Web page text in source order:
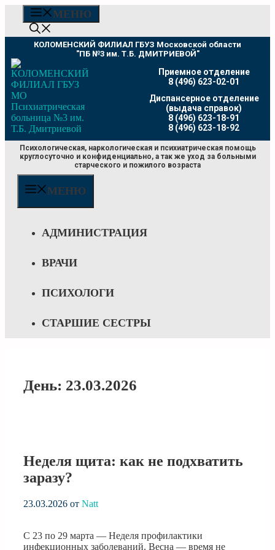
Перейти
содержимому
МЕНЮ
КОЛОМЕНСКИЙ ФИЛИАЛ ГБУЗ Московской области
"ПБ №3 им. Т.Б. ДМИТРИЕВОЙ"
Приемное отделение
8 (496) 623-02-01
Диспансерное отделение
(выдача справок)
8 (496) 623-18-91
8 (496) 623-18-92
Психологическая, наркологическая и психиатрическая помощь
круглосуточно и конфиденциально, а так же уход за больными
старческого и пожилого возраста
МЕНЮ
АДМИНИСТРАЦИЯ
ВРАЧИ
ПСИХОЛОГИ
СТАРШИЕ СЕСТРЫ
День: 23.03.2026
Неделя щита: как не подхватить
заразу?
23.03.2026 от Natt
С 23 по 29 марта — Неделя профилактики
инфекционных заболеваний. Весна — время не